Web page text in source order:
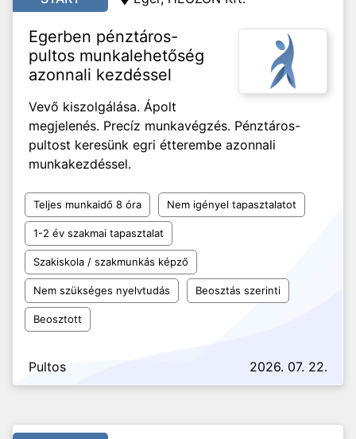
Egerben pénztáros-
pultos munkalehetőség
azonnali kezdéssel
Vevő kiszolgálása. Ápolt
megjelenés. Precíz munkavégzés. Pénztáros-
pultost keresünk egri étterembe azonnali
munkakezdéssel.
Teljes munkaidő 8 óra Nem igényel tapasztalatot
1-2 év szakmai tapasztalat
Szakiskola / szakmunkás képző
Nem szükséges nyelvtudás Beosztás szerinti
Beosztott
Pultos 2026. 07. 22.